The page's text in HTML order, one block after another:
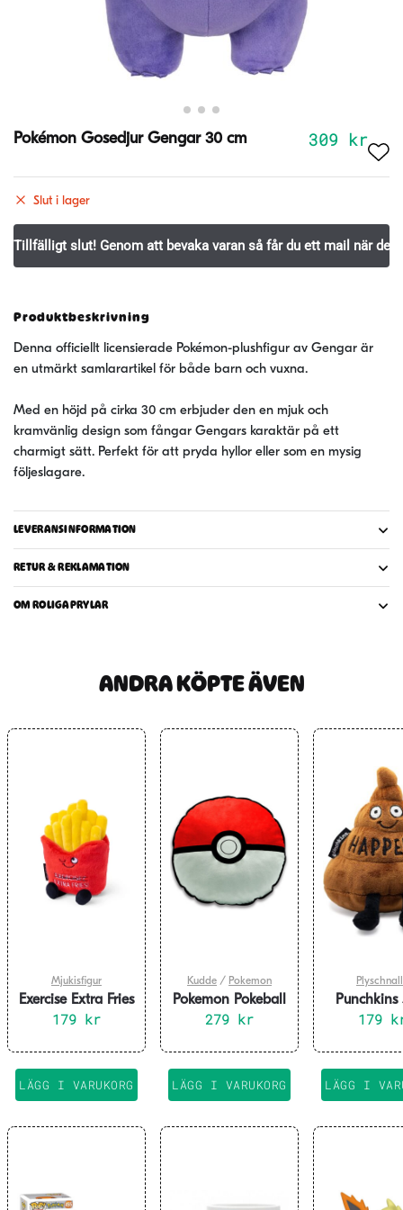
Pokémon Gosedjur Gengar 30 cm 309 kr
Slut i lager
Produktbeskrivning
Denna officiellt licensierade Pokémon-plushfigur av Gengar är
en utmärkt samlarartikel för både barn och vuxna.
Med en höjd på cirka 30 cm erbjuder den en mjuk och
kramvänlig design som fångar Gengars karaktär på ett
charmigt sätt. Perfekt för att pryda hyllor eller som en mysig
följeslagare.
LEVERANSINFORMATION
RETUR & REKLAMATION
OM ROLIGAPRYLAR
ANDRA KÖPTE ÄVEN
Mjukisfigur
Exercise Extra Fries
Collectible Plushie
179 kr
LÄGG I VARUKORG
Kudde / Pokemon
Pokemon Pokeball
Kudde
279 kr
LÄGG I VARUKORG
Punchkins
179
LÄGG I